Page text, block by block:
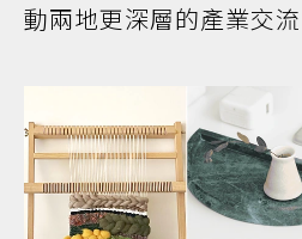
動兩地更深層的產業交流